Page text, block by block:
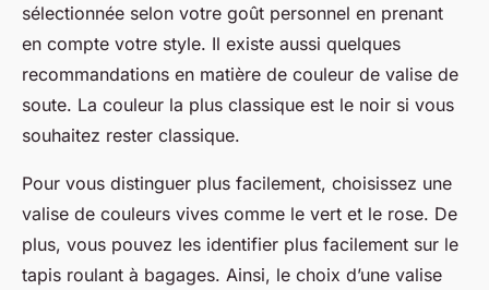
sélectionnée selon votre goût personnel en prenant
en compte votre style. Il existe aussi quelques
recommandations en matière de couleur de valise de
soute. La couleur la plus classique est le noir si vous
souhaitez rester classique.
Pour vous distinguer plus facilement, choisissez une
valise de couleurs vives comme le vert et le rose. De
plus, vous pouvez les identifier plus facilement sur le
tapis roulant à bagages. Ainsi, le choix d’une valise